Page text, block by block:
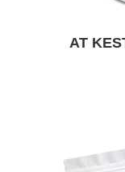
AT